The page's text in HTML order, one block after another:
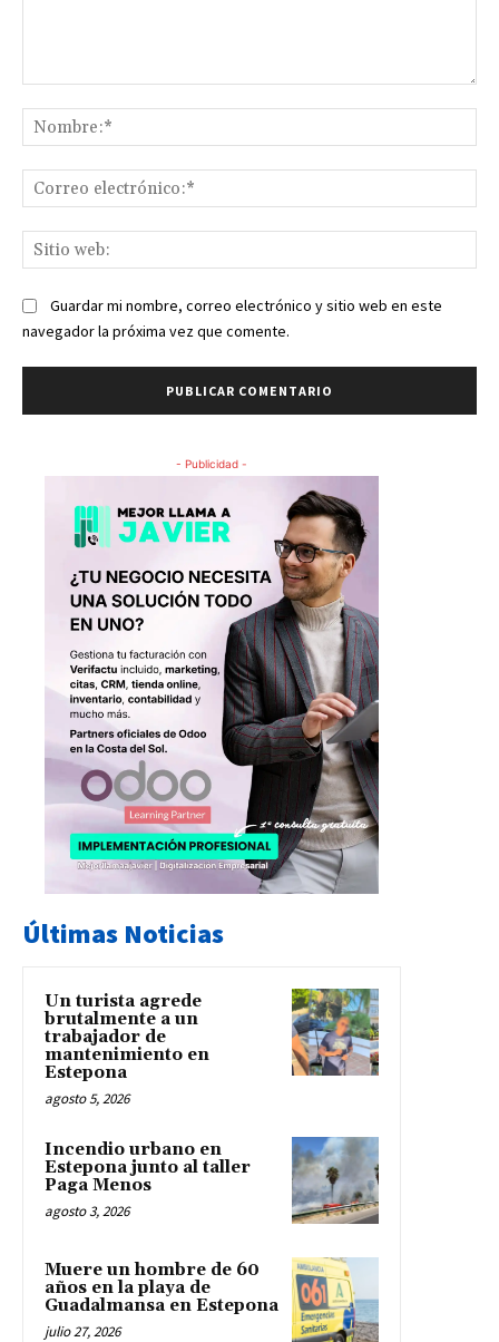
Guardar mi nombre, correo electrónico y sitio web en este
navegador la próxima vez que comente.
- Publicidad -
Últimas Noticias
Un turista agrede
brutalmente a un
trabajador de
mantenimiento en
Estepona
agosto 5, 2026
Incendio urbano en
Estepona junto al taller
Paga Menos
agosto 3, 2026
Muere un hombre de 60
años en la playa de
Guadalmansa en Estepona
julio 27, 2026